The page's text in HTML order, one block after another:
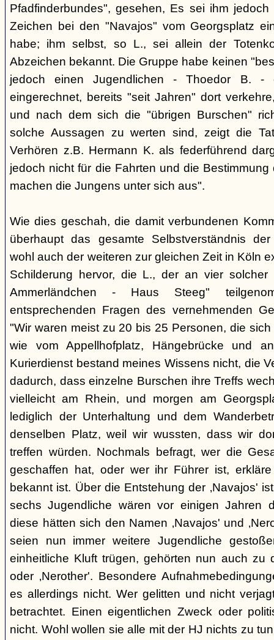
Pfadfinderbundes", gesehen, Es sei ihm
Zeichen bei den "Navajos" vom Georgsplatz
habe; ihm selbst, so L., sei allein der
Abzeichen bekannt. Die Gruppe habe keinen
jedoch einen Jugendlichen - Thoedor B. -
eingerechnet, bereits "seit Jahren" dort
und nach dem sich die "übrigen Burschen"
solche Aussagen zu werten sind, zeigt die
Verhören z.B. Hermann K. als federführend
jedoch nicht für die Fahrten und die
machen die Jungens unter sich aus".
Wie dies geschah, die damit verbundenen
überhaupt das gesamte Selbstverständnis
wohl auch der weiteren zur gleichen Zeit in Köln
Schilderung hervor, die L., der an vier
Ammerländchen - Haus Steeg"
entsprechenden Fragen des vernehmenden
"Wir waren meist zu 20 bis 25 Personen, die
wie vom Appellhofplatz, Hängebrücke und
Kurierdienst bestand meines Wissens nicht, die
dadurch, dass einzelne Burschen ihre Treffs
vielleicht am Rhein, und morgen am
lediglich der Unterhaltung und dem
denselben Platz, weil wir wussten, dass wir
treffen würden. Nochmals befragt, wer die
geschaffen hat, oder wer ihr Führer ist,
bekannt ist. Über die Entstehung der ‚Navajos'
sechs Jugendliche wären vor einigen Jahren
diese hätten sich den Namen ‚Navajos' und
seien nun immer weitere Jugendliche
einheitliche Kluft trügen, gehörten nun auch zu
oder ‚Nerother'. Besondere
es allerdings nicht. Wer gelitten und nicht
betrachtet. Einen eigentlichen Zweck oder
nicht. Wohl wollen sie alle mit der HJ nichts zu